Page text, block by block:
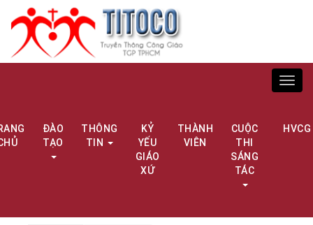
ĐÀO
TẠO
THÔNG
TIN
KỶ
YẾU
GIÁO
XỨ
THÀNH
VIÊN
CUỘC
THI
SÁNG
TÁC
HVCG